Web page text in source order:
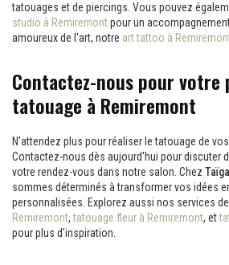
tatouages et de piercings. Vous pouvez
studio à Remiremontpour un
amoureux de l'art, notre art tattoo à
Contactez-nous pour votre
tatouage à Remiremont
N'attendez plus pour réaliser le tatouage de
Contactez-nous dès aujourd'hui pour discuter
votre rendez-vous dans notre salon. Chez
sommes déterminés à transformer vos idées
personnalisées. Explorez aussi nos services
Remiremont,tatouage fleur à Remiremont, et
pour plus d'inspiration.